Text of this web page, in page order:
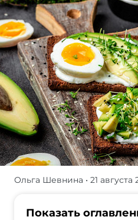
Это
ритуал
Ольга Шевнина • 21 августа
Показать